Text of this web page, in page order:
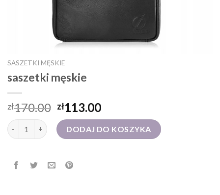
SASZETKI MĘSKIE
saszetki męskie
zł170.00 zł113.00
ilość saszetki męskieDODAJ DO KOSZYKA